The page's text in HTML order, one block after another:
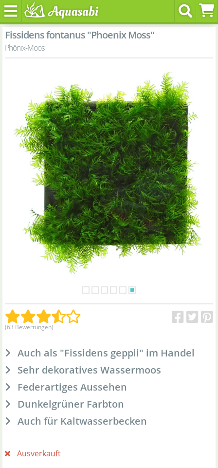
Fissidens fontanus "Phoenix Moss"
Phönix-Moos
(63 Bewertungen)
Auch als "Fissidens geppii" im Handel
Sehr dekoratives Wassermoos
Federartiges Aussehen
Dunkelgrüner Farbton
Auch für Kaltwasserbecken
Ausverkauft